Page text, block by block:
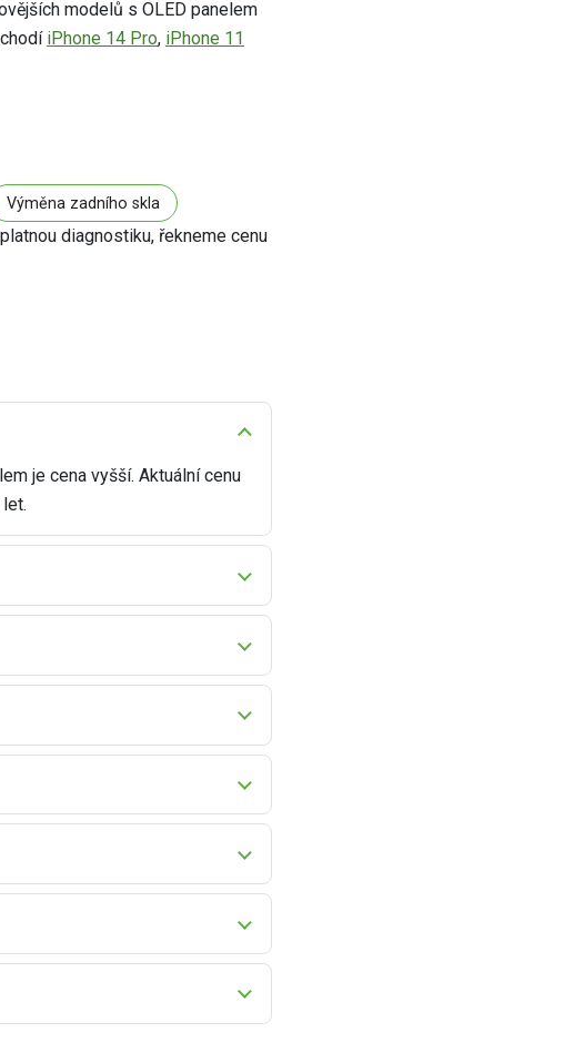
modelů s OLED panelem
iPhone 14 Pro, iPhone 11
Výměna zadního skla
diagnostiku, řekneme cenu
je cena vyšší. Aktuální cenu